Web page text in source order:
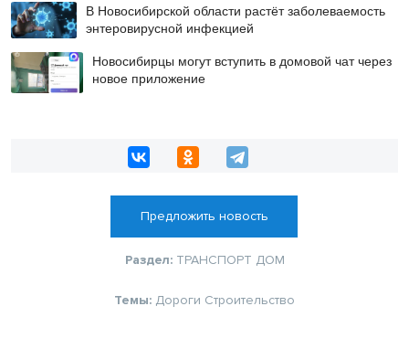
В Новосибирской области растёт заболеваемость
энтеровирусной инфекцией
Новосибирцы могут вступить в домовой чат через
новое приложение
Предложить новость
Раздел: ТРАНСПОРТ ДОМ
Темы: Дороги Строительство